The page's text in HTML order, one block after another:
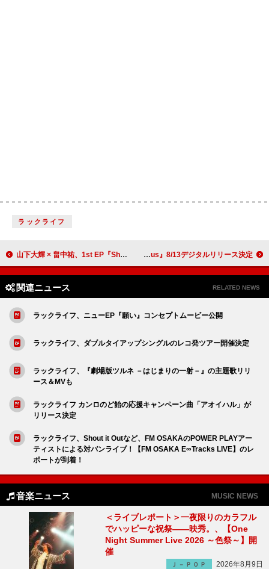
ラックライフ
山下大輝 × 畠中祐、1st EP『Share』初回限定盤トレーラー公開 Kvi Baba、ニューAL『Shout Out to Jesus』8/13デジタルリリース決定
関連ニュース RELATED NEWS
ラックライフ、ニューEP『願い』コンセプトムービー公開
ラックライフ、ダブルタイアップシングルのレコ発ツアー開催決定
ラックライフ、『劇場版ツルネ －はじまりの一射－』の主題歌リリ
ース＆MVも
ラックライフ カンロのど飴の応援キャンペーン曲「アオイハル」が
リリース決定
ラックライフ、Shout it Outなど、FM OSAKAのPOWER PLAYアー
ティストによる対バンライブ！【FM OSAKA E∞Tracks LIVE】のレ
ポートが到着！
音楽ニュース MUSIC NEWS
＜ライブレポート＞一夜限りのカラフル
でハッピーな祝祭――映秀。、【One
Night Summer Live 2026 ～色祭～】開
催
Ｊ－ＰＯＰ
2026年8月9日